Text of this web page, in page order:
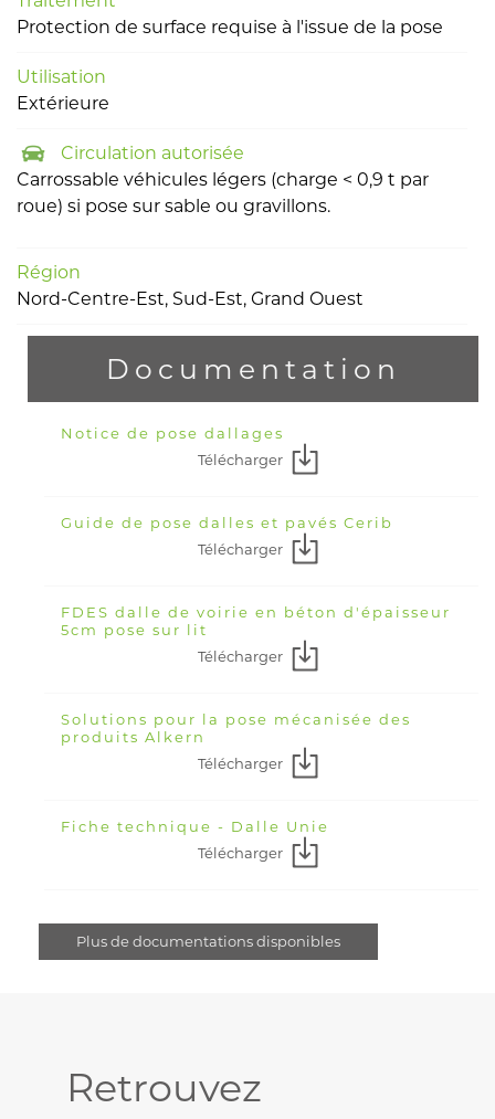
Protection de surface requise à l'issue de la pose
Utilisation
Extérieure
Circulation autorisée
Carrossable véhicules légers (charge < 0,9 t par
roue) si pose sur sable ou gravillons.
Région
Nord-Centre-Est, Sud-Est, Grand Ouest
Documentation
Notice de pose dallages
Télécharger
Guide de pose dalles et pavés Cerib
Télécharger
FDES dalle de voirie en béton d'épaisseur
5cm pose sur lit
Télécharger
Solutions pour la pose mécanisée des
produits Alkern
Télécharger
Fiche technique - Dalle Unie
Télécharger
Plus de documentations disponibles
Retrouvez